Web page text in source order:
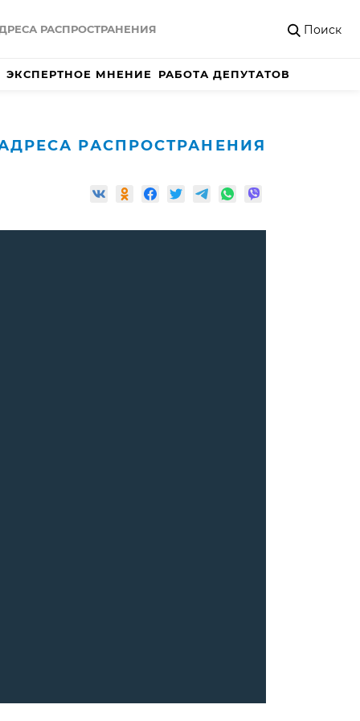
РАСПРОСТРАНЕНИЯ Поиск
ЭКСПЕРТНОЕ МНЕНИЕ РАБОТА ДЕПУТАТОВ
РАСПРОСТРАНЕНИЯ